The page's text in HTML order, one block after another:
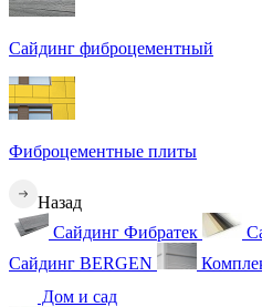
Сайдинг фиброцементный
Фиброцементные плиты
Назад
Сайдинг Фибратек
Сайдинг BERGEN
Дом и сад